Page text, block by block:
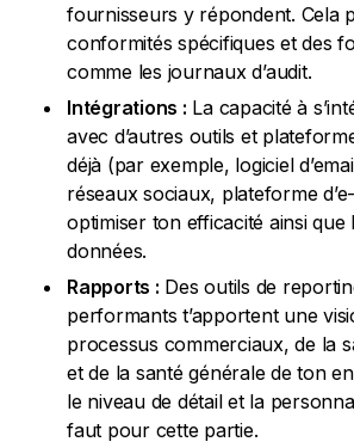
fournisseurs y répondent. Cela
conformités spécifiques et des
comme les journaux d’audit.
Intégrations : La capacité à
avec d’autres outils et
déjà (par exemple, logiciel
réseaux sociaux, plateforme
optimiser ton efficacité ainsi
données.
Rapports : Des outils de
performants t’apportent une
processus commerciaux, de la
et de la santé générale de ton
le niveau de détail et la
faut pour cette partie.